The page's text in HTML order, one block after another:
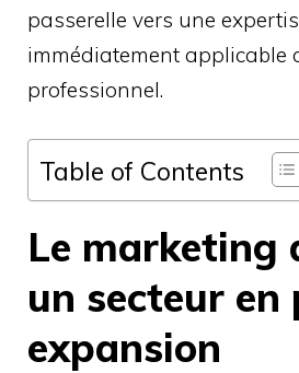
passerelle vers une
immédiatement applicable
professionnel.
Table of Contents
Le marketing
un secteur en
expansion